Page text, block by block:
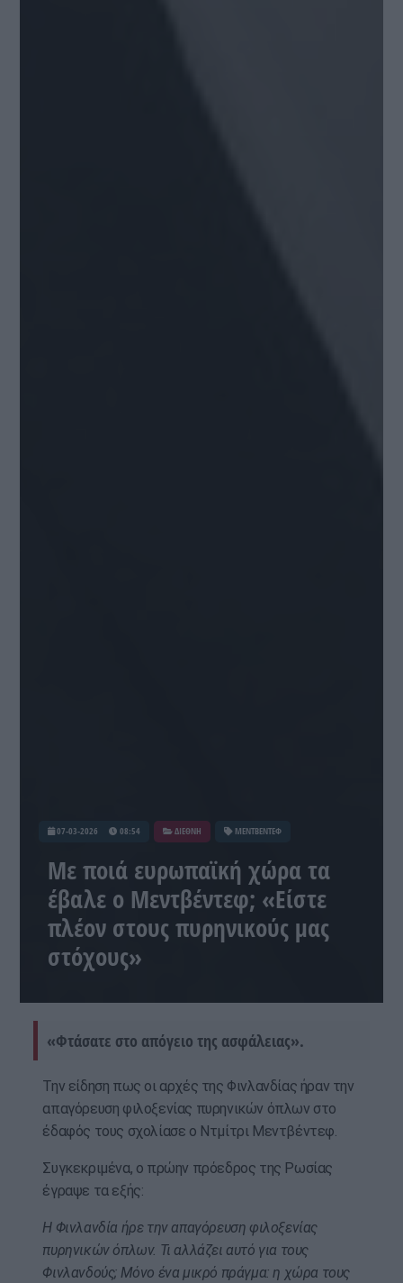
07-03-2026 08:54 ΔΙΕΘΝΗ ΜΕΝΤΒΕΝΤΕΦ
Με ποιά ευρωπαϊκή χώρα τα
έβαλε ο Μεντβέντεφ; «Είστε
πλέον στους πυρηνικούς μας
στόχους»
«Φτάσατε στο απόγειο της ασφάλειας».
Την είδηση πως οι αρχές της Φινλανδίας ήραν την
απαγόρευση φιλοξενίας πυρηνικών όπλων στο
έδαφός τους σχολίασε ο Ντμίτρι Μεντβέντεφ.
Συγκεκριμένα, ο πρώην πρόεδρος της Ρωσίας
έγραψε τα εξής:
Η Φινλανδία ήρε την απαγόρευση φιλοξενίας
πυρηνικών όπλων. Τι αλλάζει αυτό για τους
Φινλανδούς; Μόνο ένα μικρό πράγμα: η χώρα τους